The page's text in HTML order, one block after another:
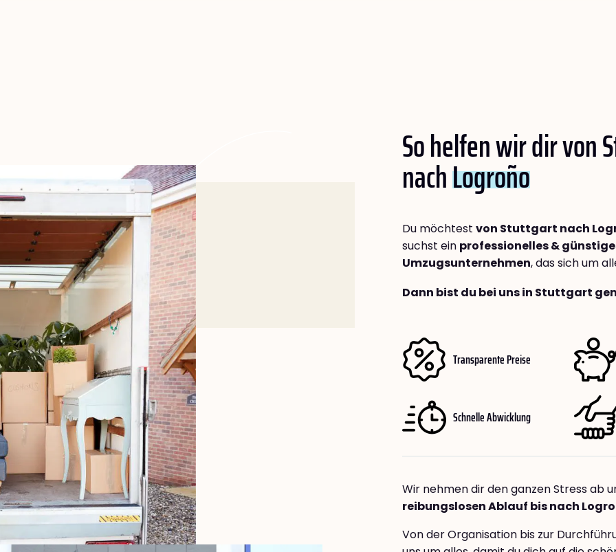
So helfen wir dir von
nachLogroño
Du möchtest von Stuttgart nach
suchst ein professionelles &
Umzugsunternehmen, das sich um
Dann bist du bei uns in Stuttgart
Transparente Preise
Schnelle Abwicklung
Wir nehmen dir den ganzen Stress ab
reibungslosen Ablauf bis nach
Von der Organisation bis zur